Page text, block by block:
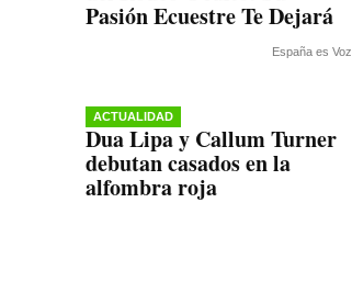
Pasión Ecuestre Te Dejará
España es Voz
ACTUALIDAD
Dua Lipa y Callum Turner
debutan casados en la
alfombra roja